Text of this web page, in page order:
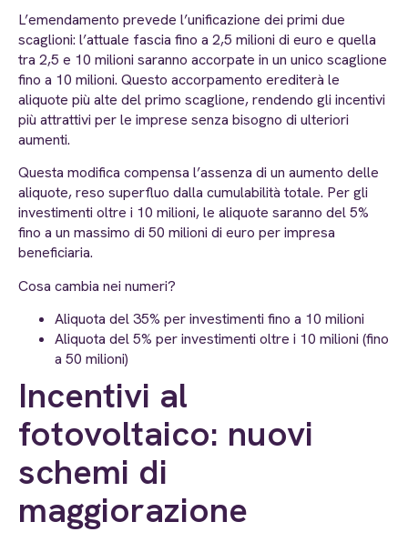
L’emendamento prevede l’unificazione dei primi due
scaglioni: l’attuale fascia fino a 2,5 milioni di euro e quella
tra 2,5 e 10 milioni saranno accorpate in un unico scaglione
fino a 10 milioni. Questo accorpamento erediterà le
aliquote più alte del primo scaglione, rendendo gli incentivi
più attrattivi per le imprese senza bisogno di ulteriori
aumenti.
Questa modifica compensa l’assenza di un aumento delle
aliquote, reso superfluo dalla cumulabilità totale. Per gli
investimenti oltre i 10 milioni, le aliquote saranno del 5%
fino a un massimo di 50 milioni di euro per impresa
beneficiaria.
Cosa cambia nei numeri?
Aliquota del 35% per investimenti fino a 10 milioni
Aliquota del 5% per investimenti oltre i 10 milioni (fino
a 50 milioni)
Incentivi al
fotovoltaico: nuovi
schemi di
maggiorazione